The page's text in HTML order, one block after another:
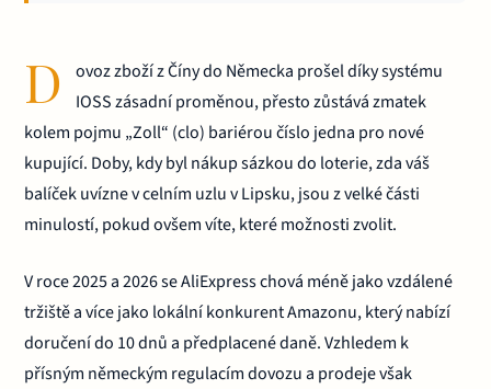
D
ovoz zboží z Číny do Německa prošel díky systému
IOSS zásadní proměnou, přesto zůstává zmatek
kolem pojmu „Zoll“ (clo) bariérou číslo jedna pro nové
kupující. Doby, kdy byl nákup sázkou do loterie, zda váš
balíček uvízne v celním uzlu v Lipsku, jsou z velké části
minulostí, pokud ovšem víte, které možnosti zvolit.
V roce 2025 a 2026 se AliExpress chová méně jako vzdálené
tržiště a více jako lokální konkurent Amazonu, který nabízí
doručení do 10 dnů a předplacené daně. Vzhledem k
přísným německým regulacím dovozu a prodeje však